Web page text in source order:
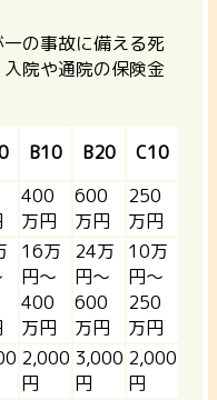
の事故に備える死
院や通院の保険金
B10 B20 C10
400
万円
600
万円
250
万円
16万
円〜
400
万円
24万
円〜
600
万円
10万
円〜
250
万円
2,000
円
3,000
円
2,000
円